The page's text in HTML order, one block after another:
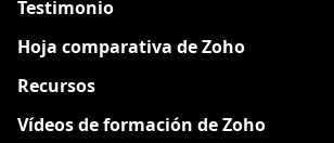
Testimonio
Hoja comparativa de Zoho
Recursos
Vídeos de formación de Zoho